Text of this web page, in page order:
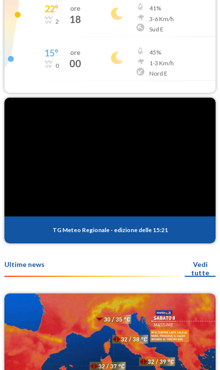
22°
2
ore
18
41%
3-6Km/h
Sud E
15°
0
ore
00
45%
1-3 Km/h
Nord E
TG Meteo Regionale - edizione delle 15:21
Ultime news
Vedi
tutte